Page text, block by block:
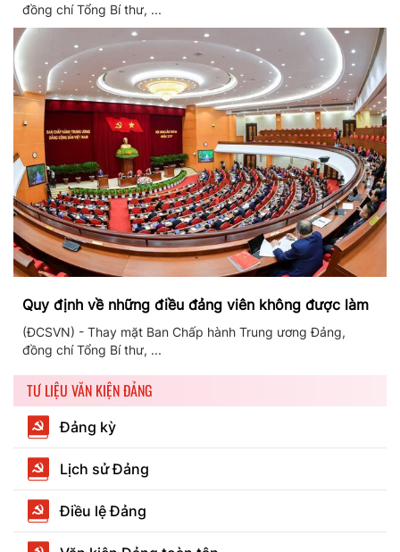
đồng chí Tổng Bí thư, ...
Quy định về những điều đảng viên không được làm
(ĐCSVN) - Thay mặt Ban Chấp hành Trung ương Đảng,
đồng chí Tổng Bí thư, ...
TƯ LIỆU VĂN KIỆN ĐẢNG
Đảng kỳ
Lịch sử Đảng
Điều lệ Đảng